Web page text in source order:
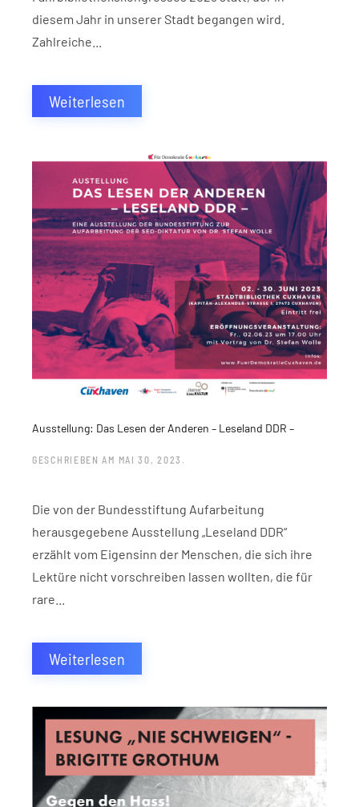
diesem Jahr in unserer Stadt begangen wird.
Zahlreiche...
Weiterlesen
Ausstellung: Das Lesen der Anderen – Leseland DDR –
GESCHRIEBEN AM MAI 30, 2023 .
Die von der Bundesstiftung Aufarbeitung
herausgegebene Ausstellung „Leseland DDR“
erzählt vom Eigensinn der Menschen, die sich ihre
Lektüre nicht vorschreiben lassen wollten, die für
rare...
Weiterlesen